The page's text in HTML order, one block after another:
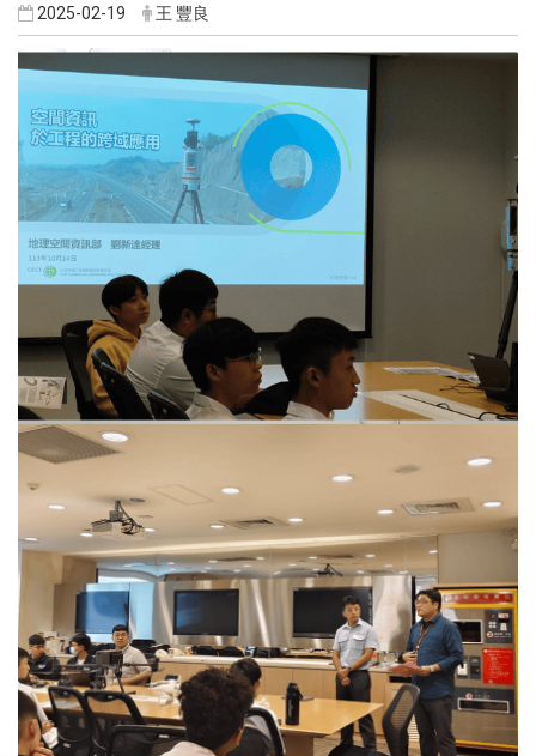
2025-02-19 王 豐良